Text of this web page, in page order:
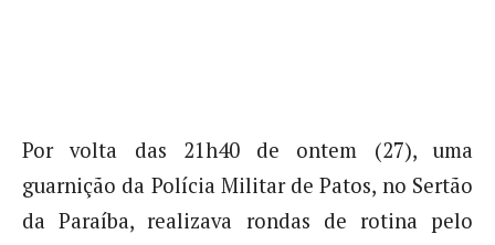
Por volta das 21h40 de ontem (27), uma
guarnição da Polícia Militar de Patos, no Sertão
da Paraíba, realizava rondas de rotina pelo